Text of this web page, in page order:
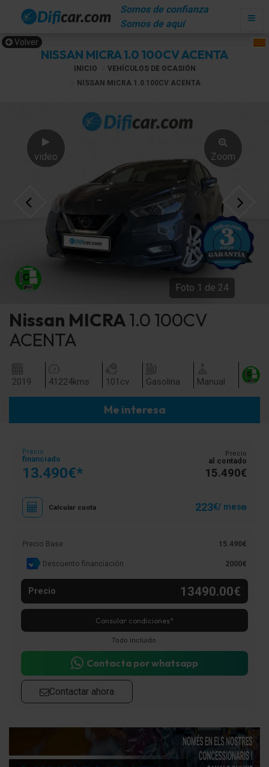
Somos de confianza
Somos de aquí
NISSAN MICRA 1.0 100CV ACENTA
Volver
INICIO
VEHÍCULOS DE OCASIÓN
NISSAN MICRA 1.0 100CV ACENTA
Zoom
video
Foto 1 de 24
Nissan MICRA1.0 100CV
ACENTA
2019 41224kms 101 cv Gasolina Manual
Me interesa
Precio
financiado
13.490€*
Precio
al contado
15.490€
Calcular cuota 223€/ mes
Precio Base 15.490€
Descuento financiación 2000€
Precio 13490.00€
Consular condiciones*
Todo incluido.
Contacta por whatsapp
Contactar ahora